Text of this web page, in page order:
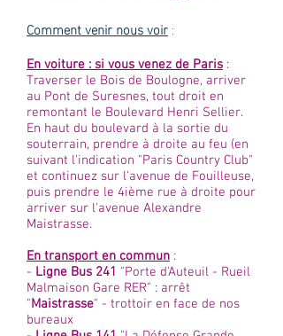
Comment venir nous voir:
En voiture : si vous venez de Paris :
Traverser le Bois de Boulogne, arriver
au Pont de Suresnes, tout droit en
remontant le Boulevard Henri Sellier.
En haut du boulevard à la sortie du
souterrain, prendre à droite au feu (en
suivant l'indication "Paris Country Club"
et continuez sur l'avenue de Fouilleuse,
puis prendre le 4ième rue à droite pour
arriver sur l'avenue Alexandre
Maistrasse.
En transport en commun :
- Ligne Bus 241 "Porte d'Auteuil - Rueil
Malmaison Gare RER" : arrêt
"Maistrasse" - trottoir en face de nos
bureaux